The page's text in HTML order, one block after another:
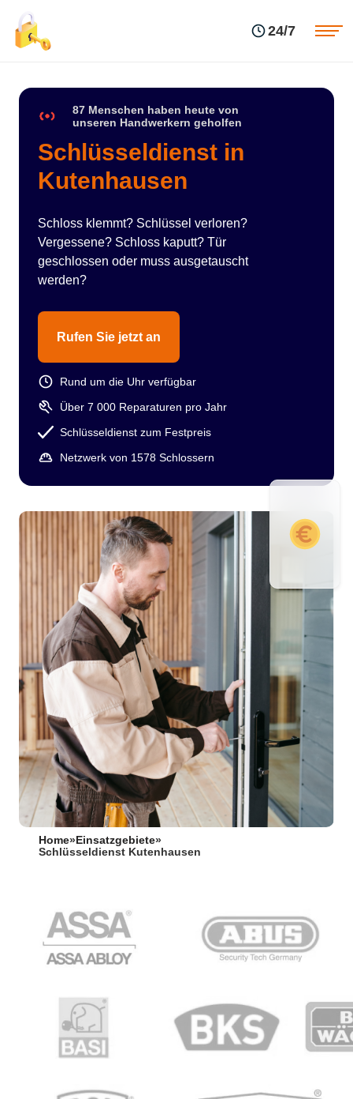
24/7
87 Menschen haben heute von
unseren Handwerkern geholfen
Schlüsseldienst in
Kutenhausen
Schloss klemmt? Schlüssel verloren?
Vergessene? Schloss kaputt? Tür
geschlossen oder muss ausgetauscht
werden?
Rufen Sie jetzt an
Rund um die Uhr verfügbar
Über 7 000 Reparaturen pro Jahr
Schlüsseldienst zum Festpreis
Netzwerk von 1578 Schlossern
Home» Einsatzgebiete»
Schlüsseldienst Kutenhausen